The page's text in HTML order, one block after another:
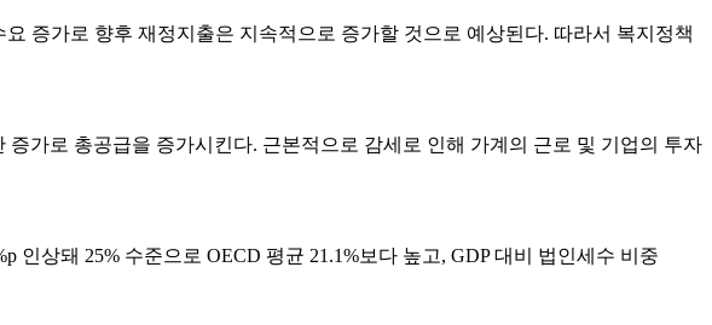
증가로 향후 재정지출은 지속적으로 증가할 것으로 예상된다. 따라서 복지정책
가로 총공급을 증가시킨다. 근본적으로 감세로 인해 가계의 근로 및 기업의 투자
상돼 25% 수준으로 OECD 평균 21.1%보다 높고, GDP 대비 법인세수 비중